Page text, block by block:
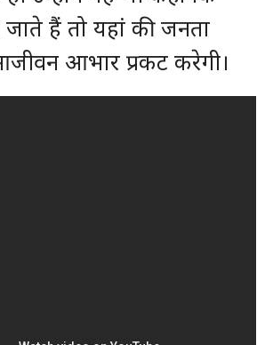
जाते हैं तो यहां की जनता
आभार प्रकट करेगी।